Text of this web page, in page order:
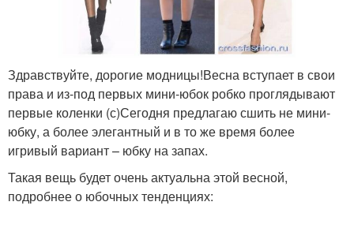
Здравствуйте, дорогие модницы!Весна вступает в свои
права и из-под первых мини-юбок робко проглядывают
первые коленки (с)Сегодня предлагаю сшить не мини-
юбку, а более элегантный и в то же время более
игривый вариант – юбку на запах.
Такая вещь будет очень актуальна этой весной,
подробнее о юбочных тенденциях: